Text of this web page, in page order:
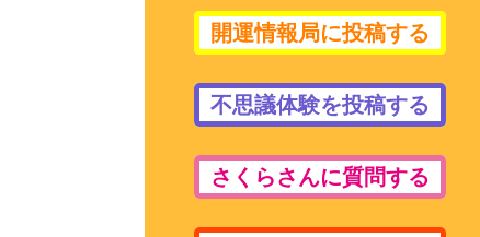
開運情報局に投稿する
不思議体験を投稿する
さくらさんに質問する